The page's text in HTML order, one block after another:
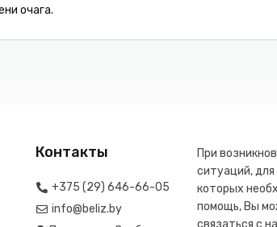
очага.
Контакты
+375 (29) 646-66-05
info@beliz.by
При
ситуаций,
которых
помощь, Вы
связаться с